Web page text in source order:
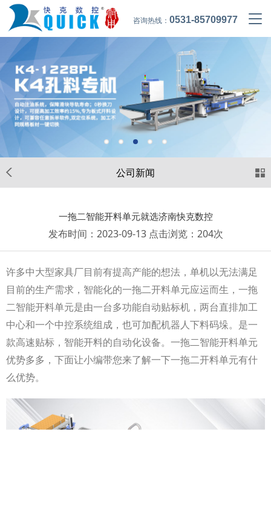
咨询热线： 0531-85709977
公司新闻
一拖二智能开料单元就选济南快克数控
发布时间：2023-09-13 点击浏览： 204次
许多中大型家具厂目前有提高产能的想法，单机以无法满足
目前的生产需求，智能化的一拖二开料单元应运而生，一拖
二智能开料单元是由一台多功能自动贴标机，两台直排加工
中心和一个中控系统组成，也可加配机器人下料码垛。是一
款高速贴标，智能开料的自动化设备。一拖二智能开料单元
优势多多，下面让小编带您来了解一下一拖二开料单元有什
么优势。